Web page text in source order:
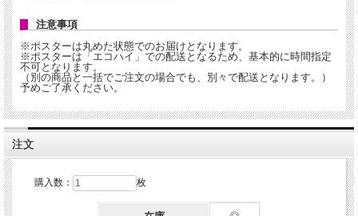
注意事項
※ポスターは丸めた状態でのお届けとなります。
※ポスターは「エコハイ」での配送となるため、基本的に時間指定
不可となります。
（別の商品と一括でご注文の場合でも、別々で配送となります。）
予めご了承ください。
注文
購入数： 枚